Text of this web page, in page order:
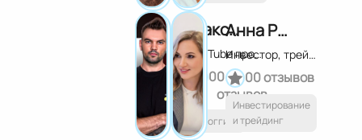
Максим Николашин
YouTube продюсер
00
отзывов
Блоггинг
Анна Разумова
Инвестор, трейдер
00 отзывов
Инвестирование
и трейдинг